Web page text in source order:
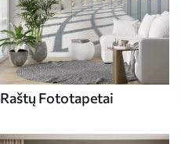
Raštų Fototapetai